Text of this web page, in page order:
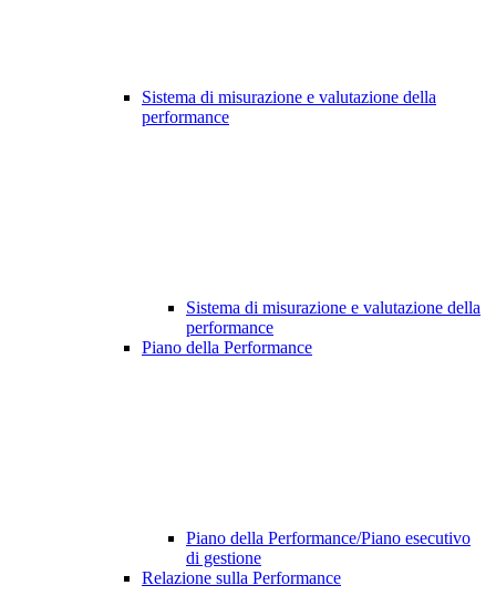
Sistema di misurazione e valutazione della
performance
Sistema di misurazione e valutazione della
performance
Piano della Performance
Piano della Performance/Piano esecutivo
di gestione
Relazione sulla Performance